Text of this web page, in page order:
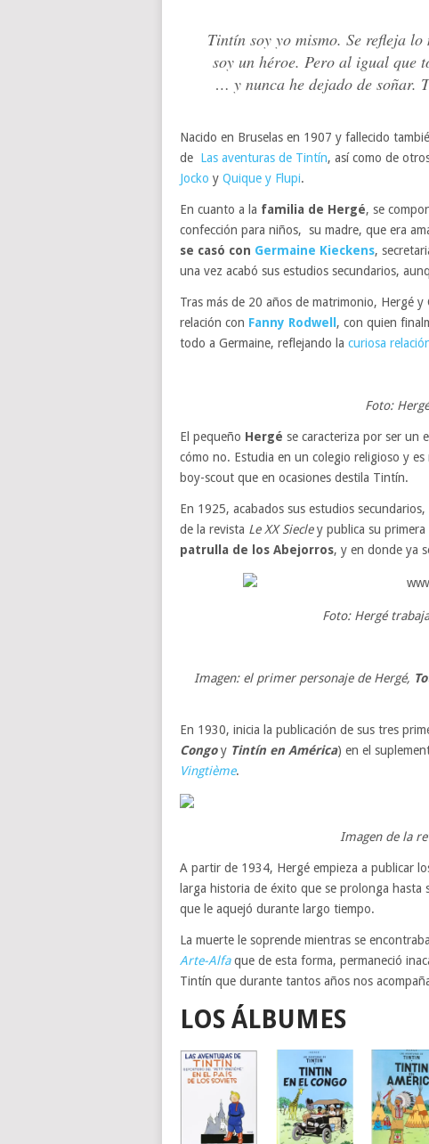
Tintín soy yo mismo. Se refleja
soy un héroe. Pero al igual que
… y nunca he dejado de soñar.
Nacido en Bruselas en 1907 y fallecido
de Las aventuras de Tintín, así como de
Jocko y Quique y Flupi.
En cuanto a la familia de Hergé, se
confección para niños, su madre, que era
se casó con Germaine Kieckens,
una vez acabó sus estudios secundarios,
Tras más de 20 años de matrimonio, Hergé
relación con Fanny Rodwell , con quien
todo a Germaine, reflejando la curiosa
Foto:
El pequeño Hergé se caracteriza por ser un
cómo no. Estudia en un colegio religioso y
boy-scout que en ocasiones destila Tintín.
En 1925, acabados sus estudios secundarios,
de la revista Le XX Siecley publica su primera
patrulla de los Abejorros, y en donde ya
Foto: Hergé
Imagen: el primer personaje de Hergé,
En 1930, inicia la publicación de sus tres
Congo y Tintín en América) en el
Vingtième.
Imagen de la
A partir de 1934, Hergé empieza a publicar
larga historia de éxito que se prolonga
que le aquejó durante largo tiempo.
La muerte le soprende mientras se
Arte-Alfa que de esta forma, permaneció
Tintín que durante tantos años nos
LOS ÁLBUMES